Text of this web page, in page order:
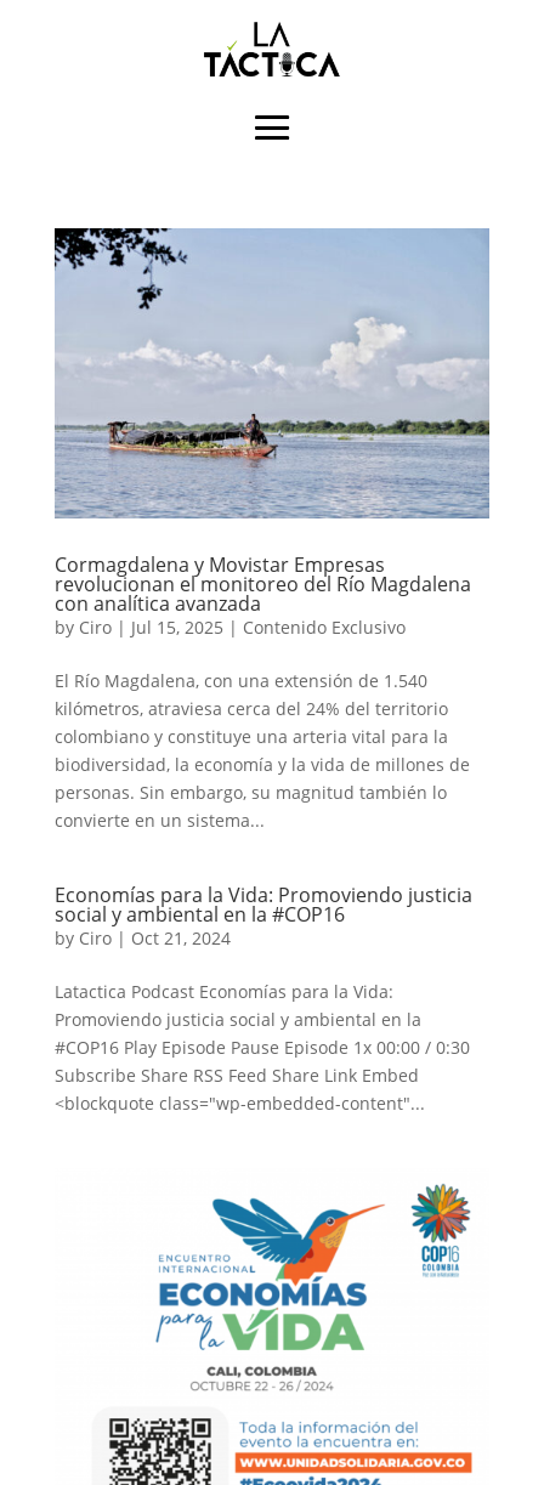
Cormagdalena y Movistar Empresas
revolucionan el monitoreo del Río Magdalena
con analítica avanzada
by Ciro| Jul 15, 2025 | Contenido Exclusivo
El Río Magdalena, con una extensión de 1.540
kilómetros, atraviesa cerca del 24% del territorio
colombiano y constituye una arteria vital para la
biodiversidad, la economía y la vida de millones de
personas. Sin embargo, su magnitud también lo
convierte en un sistema...
Economías para la Vida: Promoviendo justicia
social y ambiental en la #COP16
by Ciro| Oct 21, 2024
Latactica Podcast Economías para la Vida:
Promoviendo justicia social y ambiental en la
#COP16 Play Episode Pause Episode 1x 00:00 / 0:30
Subscribe Share RSS Feed Share Link Embed
<blockquote class="wp-embedded-content"...